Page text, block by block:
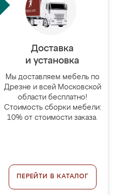
Доставка
и установка
Мы доставляем мебель по
Дрезне и всей Московской
области бесплатно!
Стоимость сборки мебели:
10% от стоимости заказа.
ПЕРЕЙТИ В КАТАЛОГ